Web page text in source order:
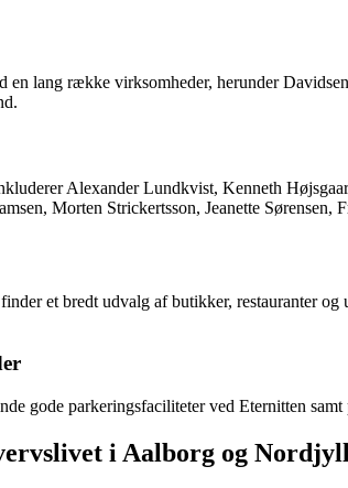
lang række virksomheder, herunder
Alexander Lundkvist, Kenneth
Morten Strickertsson, Jeanette
et bredt udvalg af butikker, restauranter
gode parkeringsfaciliteter ved Eternitten
i Aalborg og